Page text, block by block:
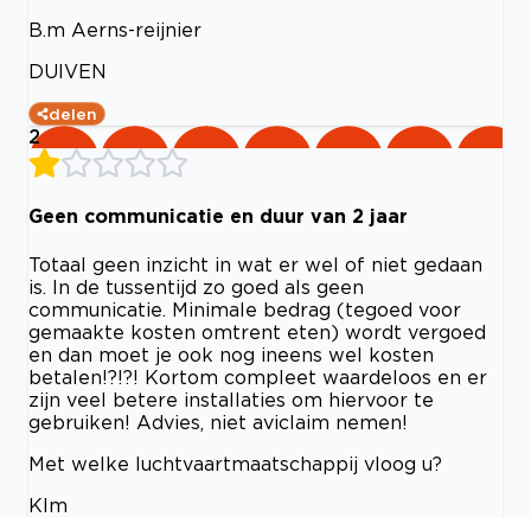
B.m Aerns-reijnier
DUIVEN
delen
2
Geen communicatie en duur van 2 jaar
Totaal geen inzicht in wat er wel of niet gedaan
is. In de tussentijd zo goed als geen
communicatie. Minimale bedrag (tegoed voor
gemaakte kosten omtrent eten) wordt vergoed
en dan moet je ook nog ineens wel kosten
betalen!?!?! Kortom compleet waardeloos en er
zijn veel betere installaties om hiervoor te
gebruiken! Advies, niet aviclaim nemen!
Met welke luchtvaartmaatschappij vloog u?
Klm